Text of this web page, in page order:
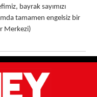
bayrak sayımızı
tamamen engelsiz bir
Merkezi)